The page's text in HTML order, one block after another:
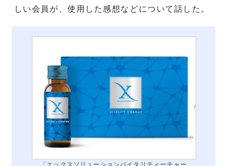
しい会員が、使用した感想などについて話した。